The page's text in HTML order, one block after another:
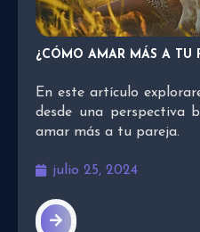
¿CÓMO AMAR MÁS A TU
En este artículo
desde una perspectiva
amar más a tu pareja.
julio 25, 2024